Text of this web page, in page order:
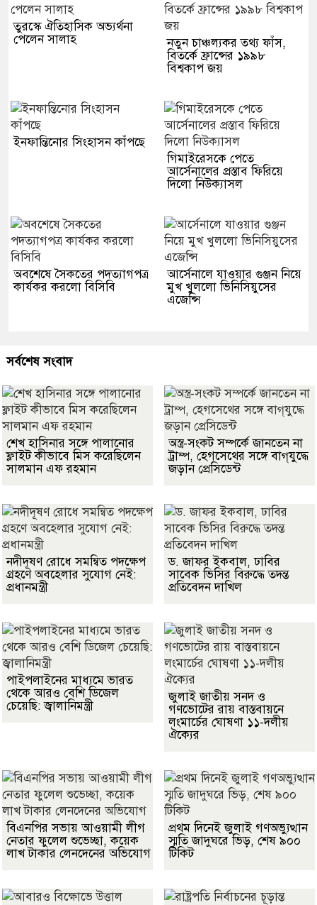
তুরস্কে ঐতিহাসিক অভ্যর্থনা
পেলেন সালাহ
নতুন চাঞ্চল্যকর তথ্য ফাঁস,
বিতর্কে ফ্রান্সের ১৯৯৮
বিশ্বকাপ জয়
ইনফান্তিনোর সিংহাসন কাঁপছে
গিমাইরেসকে পেতে
আর্সেনালের প্রস্তাব ফিরিয়ে
দিলো নিউক্যাসল
অবশেষে সৈকতের পদত্যাগপত্র
কার্যকর করলো বিসিবি
আর্সেনালে যাওয়ার গুঞ্জন নিয়ে
মুখ খুললো ভিনিসিয়ুসের
এজেন্সি
সর্বশেষ সংবাদ
শেখ হাসিনার সঙ্গে পালানোর
ফ্লাইট কীভাবে মিস করেছিলেন
সালমান এফ রহমান
অস্ত্র-সংকট সম্পর্কে জানতেন না
ট্রাম্প, হেগসেথের সঙ্গে বাগ্‌যুদ্ধে
জড়ান প্রেসিডেন্ট
নদীদূষণ রোধে সমন্বিত পদক্ষেপ
গ্রহণে অবহেলার সুযোগ নেই:
প্রধানমন্ত্রী
ড. জাফর ইকবাল, ঢাবির
সাবেক ভিসির বিরুদ্ধে তদন্ত
প্রতিবেদন দাখিল
পাইপলাইনের মাধ্যমে ভারত
থেকে আরও বেশি ডিজেল
চেয়েছি: জ্বালানিমন্ত্রী
জুলাই জাতীয় সনদ ও
গণভোটের রায় বাস্তবায়নে
লংমার্চের ঘোষণা ১১-দলীয়
ঐক্যের
বিএনপির সভায় আওয়ামী লীগ
নেতার ফুলেল শুভেচ্ছা, কয়েক
লাখ টাকার লেনদেনের অভিযোগ
প্রথম দিনেই জুলাই গণঅভ্যুত্থান
স্মৃতি জাদুঘরে ভিড়, শেষ ৯০০
টিকিট